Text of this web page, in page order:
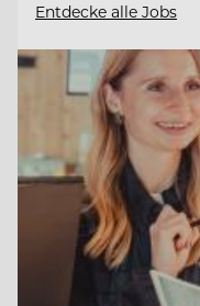
Entdecke alle Jobs